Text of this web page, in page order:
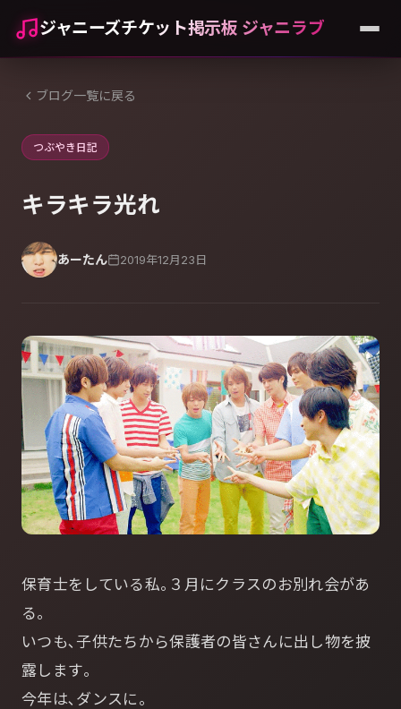
ジャニーズチケット掲示板 ジャニラブ
ブログ一覧に戻る
つぶやき日記
キラキラ光れ
あーたん 2019年12月23日
保育士をしている私｡３月にクラスのお別れ会があ
る｡
いつも､子供たちから保護者の皆さんに出し物を披
露します｡
今年は､ダンスに｡